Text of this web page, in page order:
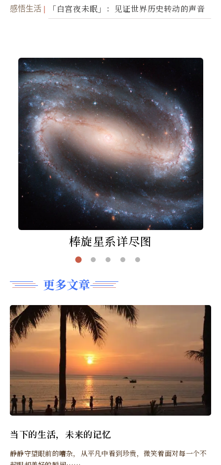
感悟生活 「白宫夜未眠」：见证世界历史转动的声音
棒旋星系详尽图
更多文章
当下的生活，未来的记忆
静静守望眼前的嘈杂，从平凡中看到珍贵，微笑着面对每一个不